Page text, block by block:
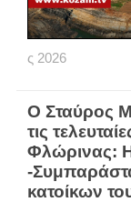
ς 2026
Ο Σταύρος
τις
Φλώρινας:
-
κατοίκων